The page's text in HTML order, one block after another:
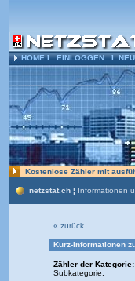
HOME l EINLOGGEN l
Kostenlose Zähler mit
netzstat.ch ¦ Informationen
« zurück
Kurz-Informationen
Zähler der Kategorie:
Subkategorie: